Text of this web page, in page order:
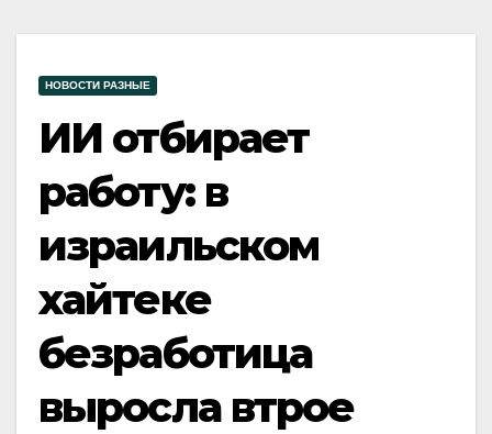
НОВОСТИ РАЗНЫЕ
ИИ отбирает
работу: в
израильском
хайтеке
безработица
выросла втрое